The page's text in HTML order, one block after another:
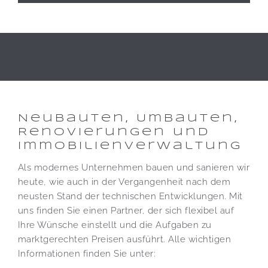
Neubauten, Umbauten,
Renovierungen und
Immobilienverwaltung
Als modernes Unternehmen bauen und sanieren wir
heute, wie auch in der Vergangenheit nach dem
neusten Stand der technischen Entwicklungen. Mit
uns finden Sie einen Partner, der sich flexibel auf
Ihre Wünsche einstellt und die Aufgaben zu
marktgerechten Preisen ausführt. Alle wichtigen
Informationen finden Sie unter: